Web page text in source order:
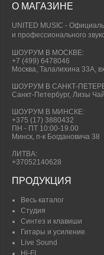
О МАГАЗИНЕ
UNITED MUSIC -
и профессионального
ШОУРУМ В МОСКВЕ:
+7 (499) 6478046
Москва, Талалихина 33А,
ШОУРУМ В САНКТ-
Санкт-Петербург, Лизы
ШОУРУМ В МИНСКЕ:
+375 (17) 3880432
ПН - ПТ 10:00-19.00
Минск, п-к Богдановича 38
ЛИТВА:
+37052140628
ПРОДУКЦИЯ
Весь каталог
Студия
Синтез и клавиши
Гитары и усиление
Live Sound
Hi-FI